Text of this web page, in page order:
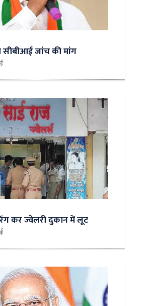
सीबीआई जांच की मांग
कर ज्वेलरी दुकान में लूट